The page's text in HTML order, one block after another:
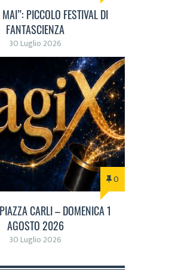
PICCOLO FESTIVAL DI
FANTASCIENZA
30 Luglio 2026
0
CARLI – DOMENICA 1
AGOSTO 2026
30 Luglio 2026